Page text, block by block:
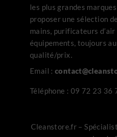
les plus grandes
proposer une sélection
mains, purificateurs d’air
équipements, toujours
qualité/prix.
Email :
Téléphone : 09 72 23 36
Cleanstore.fr –